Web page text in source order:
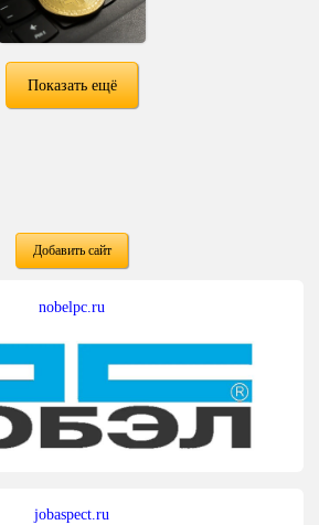
Показать ещё
Добавить сайт
nobelpc.ru
jobaspect.ru